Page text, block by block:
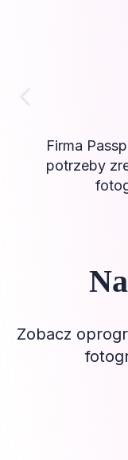
Firma
potrzeby
Zobacz